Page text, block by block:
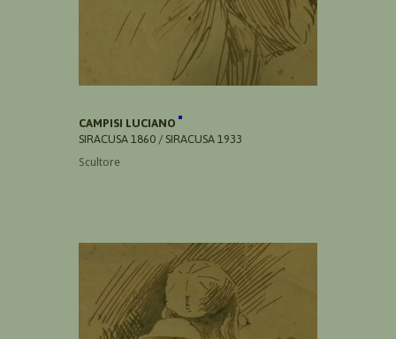
CAMPISI LUCIANO
SIRACUSA 1860 / SIRACUSA 1933
Scultore